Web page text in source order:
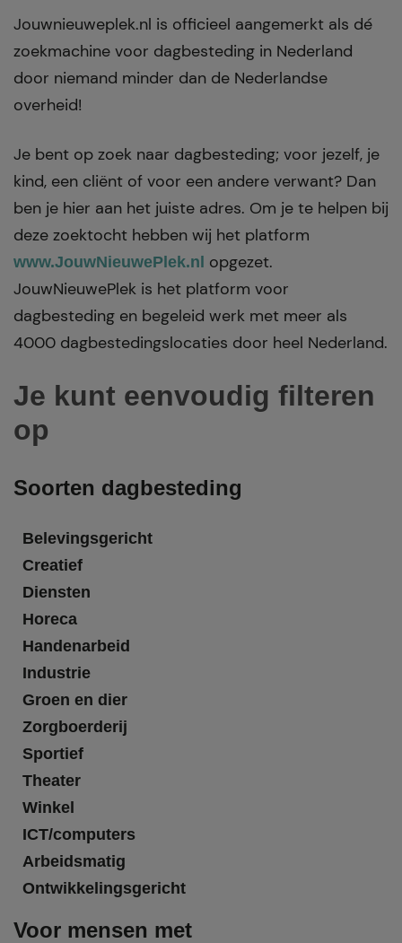
Jouwnieuweplek.nl is officieel aangemerkt als dé
zoekmachine voor dagbesteding in Nederland
door niemand minder dan de Nederlandse
overheid!
Je bent op zoek naar dagbesteding; voor jezelf, je
kind, een cliënt of voor een andere verwant? Dan
ben je hier aan het juiste adres. Om je te helpen bij
deze zoektocht hebben wij het platform
www.JouwNieuwePlek.nl opgezet.
JouwNieuwePlek is het platform voor
dagbesteding en begeleid werk met meer als
4000 dagbestedingslocaties door heel Nederland.
Je kunt eenvoudig filteren
op
Soorten dagbesteding
Belevingsgericht
Creatief
Diensten
Horeca
Handenarbeid
Industrie
Groen en dier
Zorgboerderij
Sportief
Theater
Winkel
ICT/computers
Arbeidsmatig
Ontwikkelingsgericht
Voor mensen met